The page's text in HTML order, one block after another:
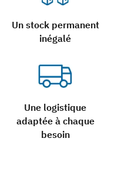
Un stock permanent
inégalé
Une logistique
adaptée à chaque
besoin